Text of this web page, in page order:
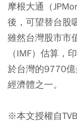
摩根大通（
後，可望替台股
雖然台灣股市市
（IMF）估算，
於台灣的9770
經濟體之一。
※本文授權自